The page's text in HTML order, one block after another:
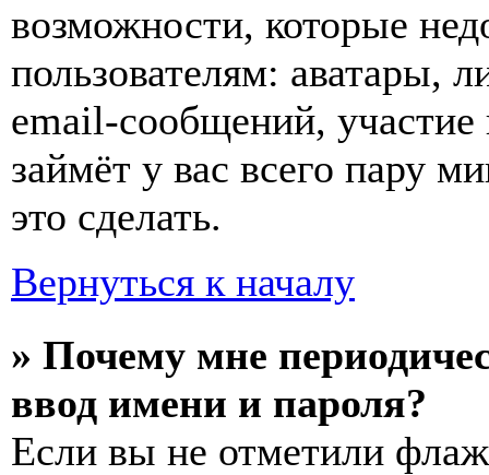
возможности, которые
пользователям: аватары,
email-сообщений, участие
займёт у вас всего пару
это сделать.
Вернуться к началу
» Почему мне
ввод имени и пароля?
Если вы не отметили